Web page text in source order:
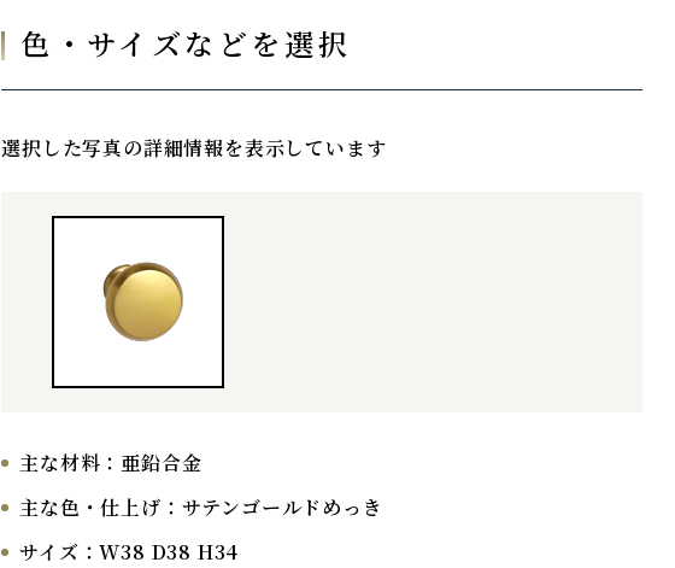
色・サイズなどを選択
選択した写真の詳細情報を表示しています
主な材料： 亜鉛合金
主な色・仕上げ： サテンゴールドめっき
サイズ：W38 D38 H34